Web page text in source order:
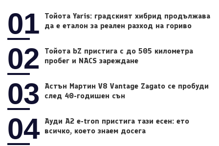
01
Тойота Yaris: градският хибрид продължава
да е еталон за реален разход на гориво
02
Тойота bZ пристига с до 505 километра
пробег и NACS зареждане
03
Астън Мартин V8 Vantage Zagato се пробуди
след 40-годишен сън
04 Ауди A2 e-tron пристига тази есен: ето
всичко, което знаем досега